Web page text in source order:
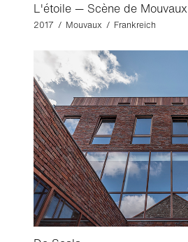
L'étoile — Scène de Mouvaux
2017 / Mouvaux / Frankreich